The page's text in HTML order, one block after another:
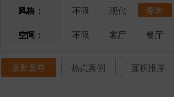
风格：
不限 现代 原木
空间：
不限 客厅 餐厅
最新发布 热点案例 面积排序